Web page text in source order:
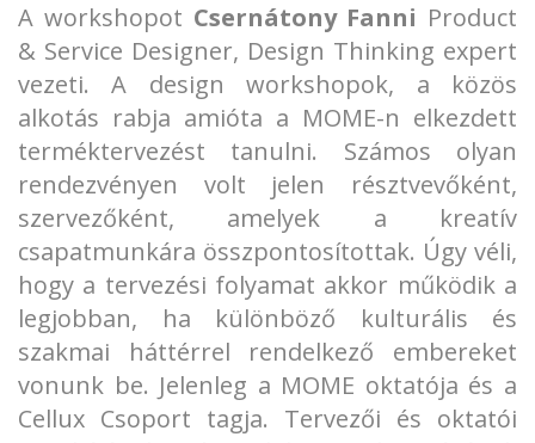
A workshopot Csernátony Fanni Product
& Service Designer, Design Thinking expert
vezeti. A design workshopok, a közös
alkotás rabja amióta a MOME-n elkezdett
terméktervezést tanulni. Számos olyan
rendezvényen volt jelen résztvevőként,
szervezőként, amelyek a kreatív
csapatmunkára összpontosítottak. Úgy véli,
hogy a tervezési folyamat akkor működik a
legjobban, ha különböző kulturális és
szakmai háttérrel rendelkező embereket
vonunk be. Jelenleg a MOME oktatója és a
Cellux Csoport tagja. Tervezői és oktatói